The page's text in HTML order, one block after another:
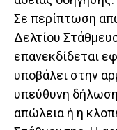
Σε περίπτωση
Δελτίου
επανεκδίδεται
υποβάλει στην
υπεύθυνη
απώλεια ή η